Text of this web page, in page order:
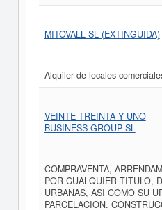
MITOVALL SL (EXTINGUIDA)
Alquiler de locales
VEINTE TREINTA Y UNO
BUSINESS GROUP SL
COMPRAVENTA,
POR CUALQUIER TITULO,
URBANAS, ASI COMO SU
PARCELACION.